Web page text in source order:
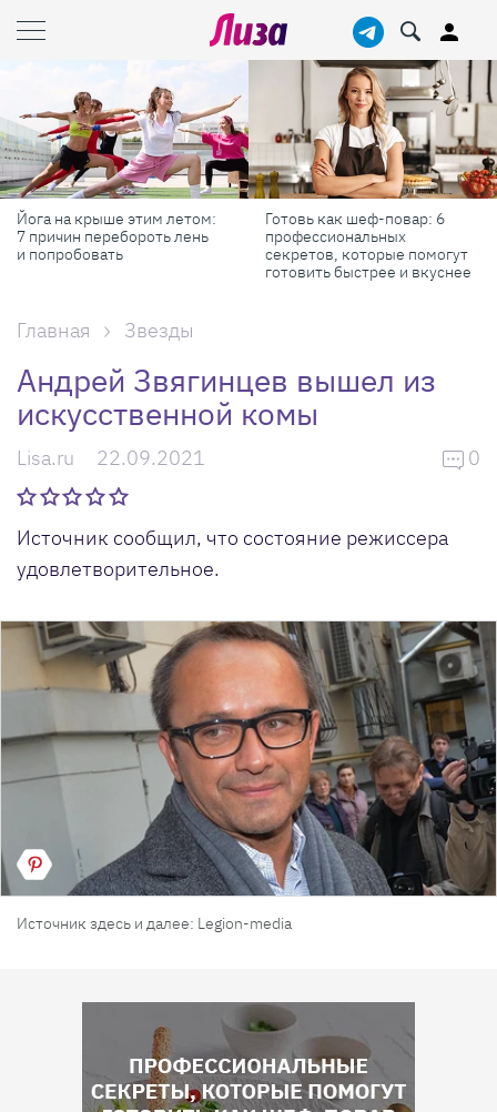
Готовь как шеф-повар: 6
профессиональных
секретов, которые помогут
готовить быстрее и вкуснее
Масштабные
самые красивые
России в августе
Главная Звезды
Андрей Звягинцев вышел из
искусственной комы
Lisa.ru 22.09.2021 0
Источник сообщил, что состояние режиссера
удовлетворительное.
Источник здесь и далее: Legion-media